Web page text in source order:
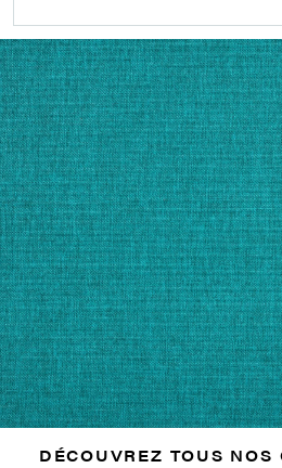
DÉCOUVREZ TOUS NOS